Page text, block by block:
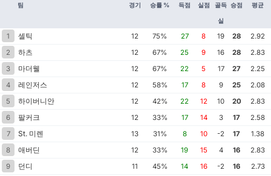
팀 경기 승률 % 득점 실점 골득
실
승점 평균
1 셀틱 12 75% 27 8 19 28
2.92
2
하츠 12 67% 25 9 16 28
2.83
3
마더웰 12 67% 22 5 17 27
2.25
4
레인저스 12 58% 17 8 9 25
2.08
5
하이버니안 12 42% 22 12 10 20
2.83
6
팔커크 12 33% 17 14 3 17
2.58
7
St. 미렌 13 31% 8 10 -2 17
1.38
8
애버딘 12 33% 19 15 4 16
2.83
9
던디 11 45% 14 16 -2 16
2.73